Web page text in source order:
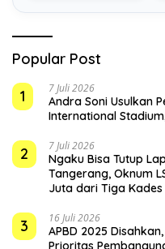
Popular Post
1
7 Juli 2026
Andra Soni Usulkan
International
2 7 Juli 2026
Ngaku Bisa Tutup
Tangerang, Oknum
Juta dari Tiga Kades
3 16 Juli 2026
APBD 2025
Prioritas